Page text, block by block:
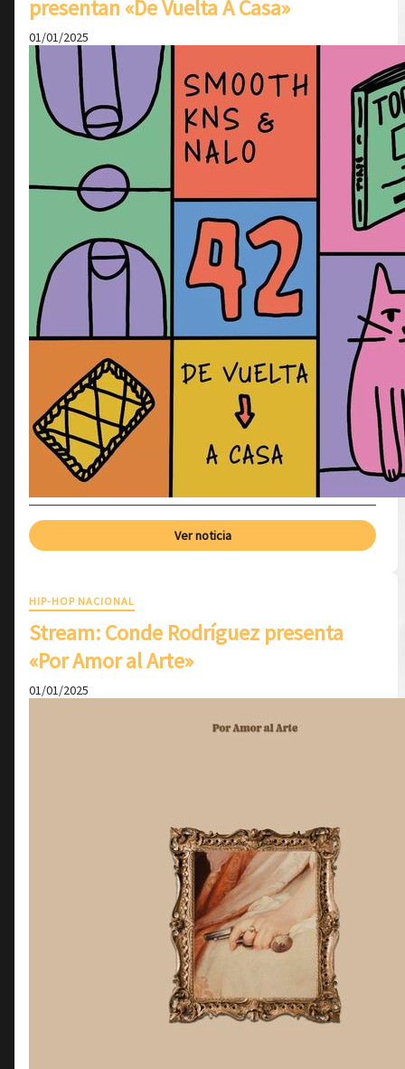
presentan «De Vuelta A Casa»
01/01/2025
Ver noticia
HIP-HOP NACIONAL
Stream: Conde Rodríguez presenta
«Por Amor al Arte»
01/01/2025